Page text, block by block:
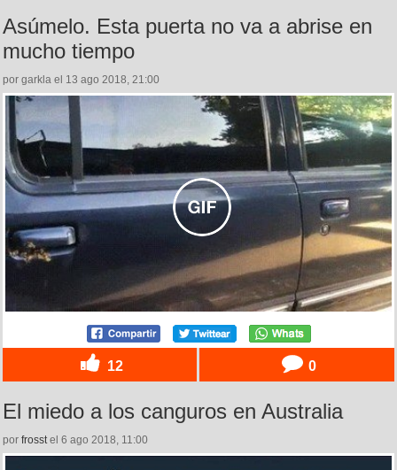
Asúmelo. Esta puerta no va a abrise en
mucho tiempo
por garkla el 13 ago 2018, 21:00
12 0
El miedo a los canguros en Australia
por frosstel 6 ago 2018, 11:00